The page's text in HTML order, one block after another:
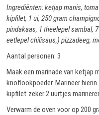
Ingrediënten: ketjap manis,
kipfilet, 1 ui, 250 gram
pindakaas, 1 theelepel sambal,
eetlepel chilisaus,) pizzadeeg,
Aantal personen: 3
Maak een marinade van ketjap
knoflookpoeder. Marineer
kipfilet zeker 2 uurtjes
Verwarm de oven voor op 200